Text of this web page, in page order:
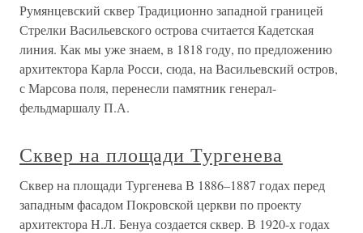
Румянцевский сквер Традиционно западной границей
Стрелки Васильевского острова считается Кадетская
линия. Как мы уже знаем, в 1818 году, по предложению
архитектора Карла Росси, сюда, на Васильевский остров,
с Марсова поля, перенесли памятник генерал-
фельдмаршалу П.А.
Сквер на площади Тургенева
Сквер на площади Тургенева В 1886–1887 годах перед
западным фасадом Покровской церкви по проекту
архитектора Н.Л. Бенуа создается сквер. В 1920-х годах